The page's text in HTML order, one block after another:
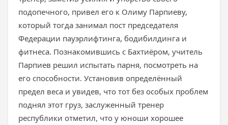
подопечного, привел его к Олиму Парпиеву,
который тогда занимал пост председателя
Федерации пауэрлифтинга, бодибилдинга и
фитнеса. Познакомившись с Бахтиёром, учитель
Парпиев решил испытать парня, посмотреть на
его способности. Установив определённый
предел веса и увидев, что тот без особых проблем
поднял этот груз, заслуженный тренер
республики отметил, что у юноши хорошее